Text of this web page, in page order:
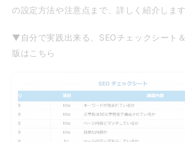
の設定方法や注意点まで、詳しく紹介します
▼自分で実践出来る、SEOチェックシート
版はこちら